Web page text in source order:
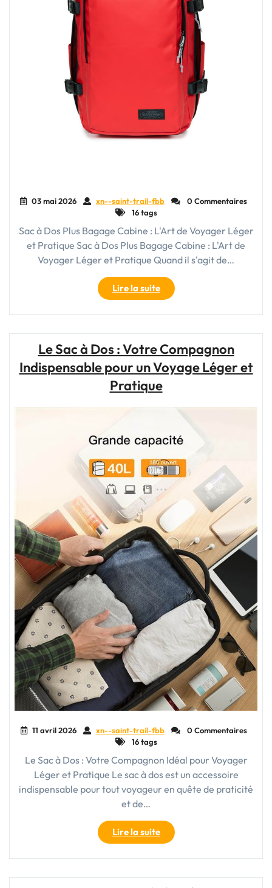
03 mai 2026 xn--saint-trail-fbb
0 Commentaires
16 tags
Sac à Dos Plus Bagage Cabine : L'Art de Voyager Léger
et Pratique Sac à Dos Plus Bagage Cabine : L'Art de
Voyager Léger et Pratique Quand il s'agit de…
Lire la suite"Voyage
Léger
et
Optez
pour
le
Sac
Plus
Bagage
Cabine"
Le Sac à Dos : Votre Compagnon
Indispensable pour un Voyage Léger et
Pratique
11 avril 2026 xn--saint-trail-fbb
0 Commentaires
16 tags
Le Sac à Dos : Votre Compagnon Idéal pour Voyager
Léger et Pratique Le sac à dos est un accessoire
indispensable pour tout voyageur en quête de praticité
et de…
Lire la suite"Le
Sac
à